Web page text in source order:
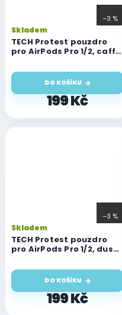
–3 %
TECH Protest pouzdro
pro AirPods Pro 1/2, caffe
Skladem
199 Kč
DO KOŠÍKU
–3 %
TECH Protest pouzdro
pro AirPods Pro 1/2, dusty
Skladem
199 Kč
DO KOŠÍKU